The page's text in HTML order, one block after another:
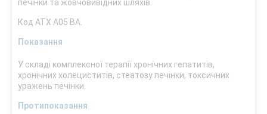
печінки та жовчовивідних шляхів.
Код АТХ А05 ВА.
Показання
У складі комплексної терапії хронічних гепатитів,
хронічних холециститів, стеатозу печінки, токсичних
уражень печінки.
Протипоказання